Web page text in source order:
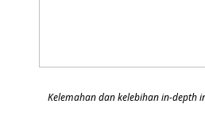
Kelemahan dan kelebihan in-depth